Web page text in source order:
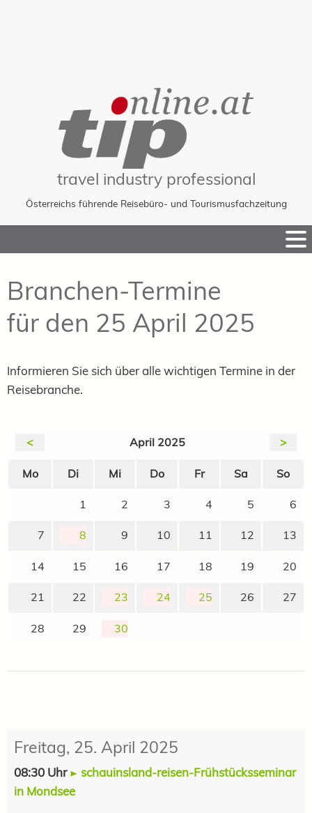
travel industry professional
Österreichs führende Reisebüro- und Tourismusfachzeitung
to
Branchen-Termine
für den 25 April 2025
Informieren Sie sich über alle wichtigen Termine in der
Reisebranche.
< April 2025 >
Mo Di Mi Do Fr Sa So
1 2 3 4 5 6
7 8 9 10 11 12 13
14 15 16 17 18 19 20
21 22 23 24 25 26 27
28 29 30
Freitag, 25. April 2025
08:30 Uhr
schauinsland-reisen-Frühstücksseminar
in Mondsee